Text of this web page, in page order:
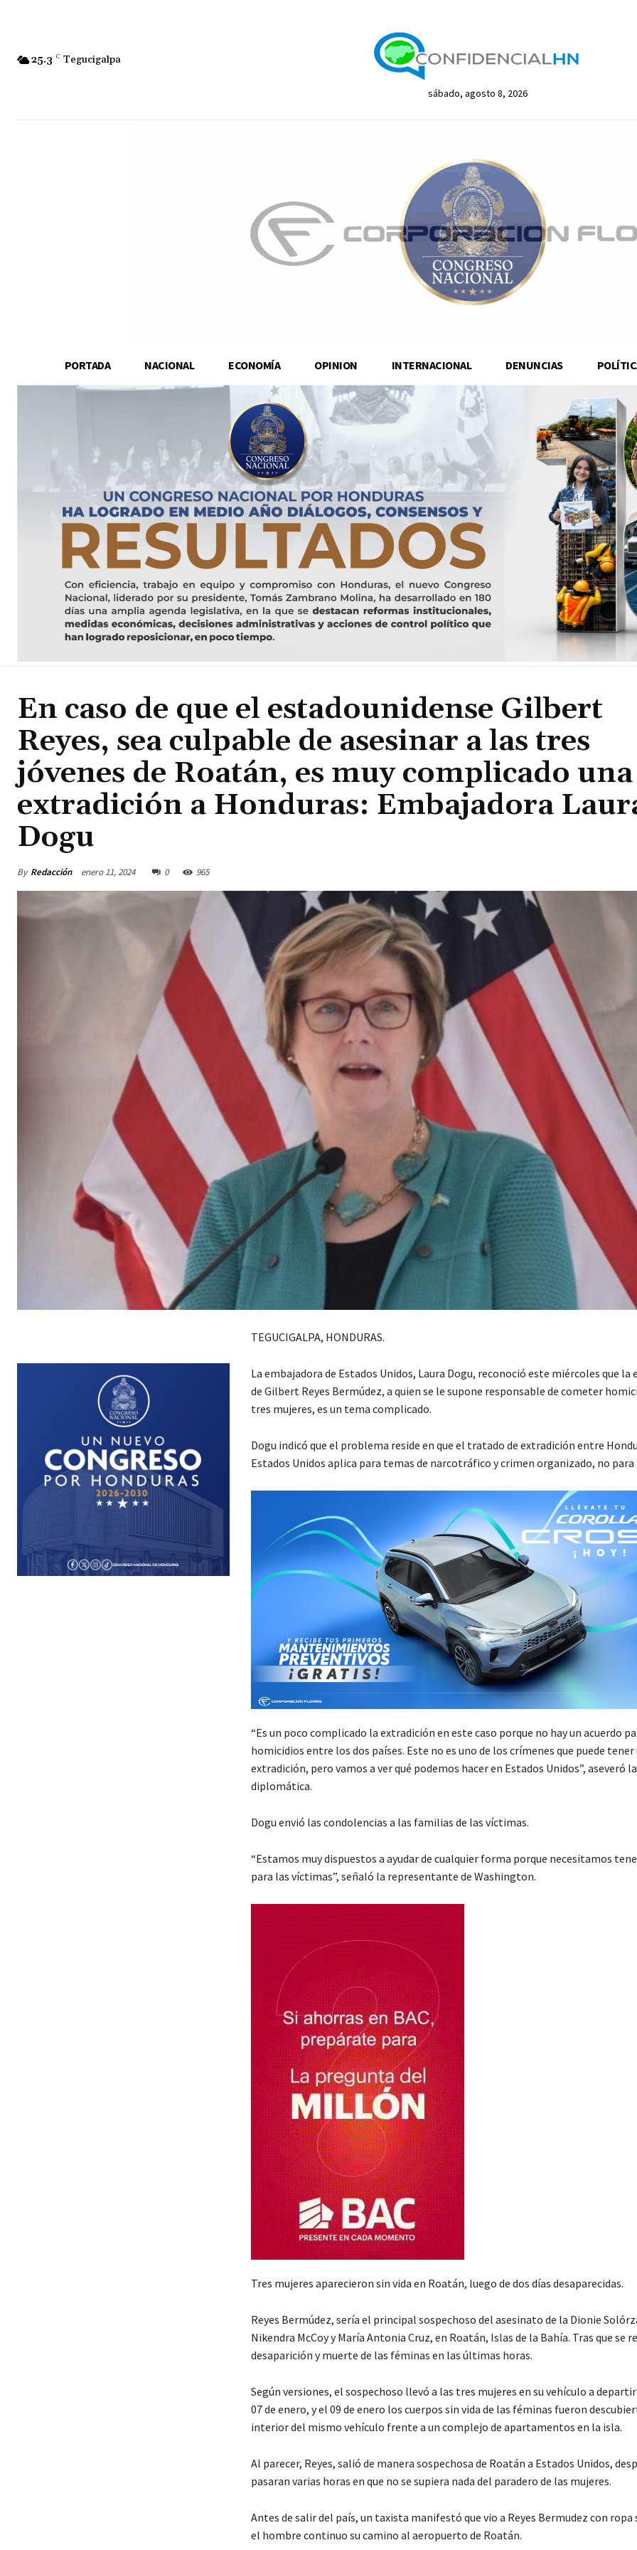
25.3 C Tegucigalpa
sábado, agosto 8, 2026
PORTADA NACIONAL ECONOMÍA OPINION INTERNACIONAL DENUNCIAS
En caso de que el estadounidense Gilbert
Reyes, sea culpable de asesinar a las tres
jóvenes de Roatán, es muy complicado una
extradición a Honduras: Embajadora
Dogu
By Redacción enero 11, 2024 0 965
TEGUCIGALPA, HONDURAS.
La embajadora de Estados Unidos, Laura Dogu, reconoció este miércoles que la
de Gilbert Reyes Bermúdez, a quien se le supone responsable de cometer
tres mujeres, es un tema complicado.
Dogu indicó que el problema reside en que el tratado de extradición entre
Estados Unidos aplica para temas de narcotráfico y crimen organizado, no
“Es un poco complicado la extradición en este caso porque no hay un acuerdo
homicidios entre los dos países. Este no es uno de los crímenes que puede tener
extradición, pero vamos a ver qué podemos hacer en Estados Unidos”, aseveró la
diplomática.
Dogu envió las condolencias a las familias de las víctimas.
“Estamos muy dispuestos a ayudar de cualquier forma porque necesitamos
para las víctimas”, señaló la representante de Washington.
Tres mujeres aparecieron sin vida en Roatán, luego de dos días desaparecidas.
Reyes Bermúdez, sería el principal sospechoso del asesinato de la Dionie
Nikendra McCoy y María Antonia Cruz, en Roatán, Islas de la Bahía. Tras que se
desaparición y muerte de las féminas en las últimas horas.
Según versiones, el sospechoso llevó a las tres mujeres en su vehículo a
07 de enero, y el 09 de enero los cuerpos sin vida de las féminas fueron
interior del mismo vehículo frente a un complejo de apartamentos en la isla.
Al parecer, Reyes, salió de manera sospechosa de Roatán a Estados Unidos,
pasaran varias horas en que no se supiera nada del paradero de las mujeres.
Antes de salir del país, un taxista manifestó que vio a Reyes Bermudez con ropa
el hombre continuo su camino al aeropuerto de Roatán.